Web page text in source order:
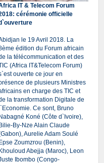
IT & Telecom Forum
cérémonie officielle
le 19 Avril 2018. La
édition du Forum africain
la télécommunication et des
(Africa IT&Telecom Forum)
ouverte ce jour en
de plusieurs Ministres
en charge des TIC et
la transformation Digitale de
l`Economie. Ce sont, Bruno
Nabagné Koné (Côte d`Ivoire),
Bilie-By-Nze Alain Claude
Aurelie Adam Soulé
Epse Zoumzrou (Benin),
Khouloud Abejja (Maroc), Leon
Ibombo (Congo-